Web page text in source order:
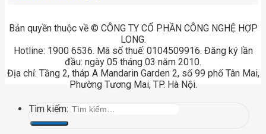
Bản quyền thuộc về © CÔNG TY CỔ PHẦN CÔNG NGHỆ HỢP
LONG.
Hotline: 1900 6536. Mã số thuế: 0104509916. Đăng ký lần
đầu: ngày 05 tháng 03 năm 2010.
Địa chỉ: Tầng 2, tháp A Mandarin Garden 2, số 99 phố Tân Mai,
Phường Tương Mai, TP. Hà Nội.
Tìm kiếm: